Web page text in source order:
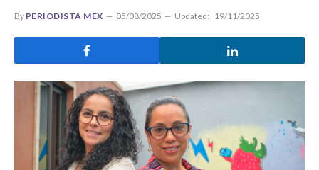
By PERIODISTA MEX 05/08/2025 Updated: 19/11/2025